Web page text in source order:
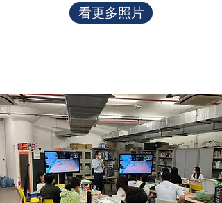
看更多照片